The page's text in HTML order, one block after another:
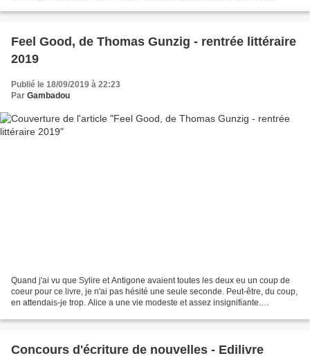
Feel Good, de Thomas Gunzig - rentrée littéraire
2019
Publié le 18/09/2019 à 22:23
Par Gambadou
Quand j'ai vu que Sylire et Antigone avaient toutes les deux eu un coup de
coeur pour ce livre, je n'ai pas hésité une seule seconde. Peut-être, du coup,
en attendais-je trop. Alice a une vie modeste et assez insignifiante.
Concours d'écriture de nouvelles - Edilivre